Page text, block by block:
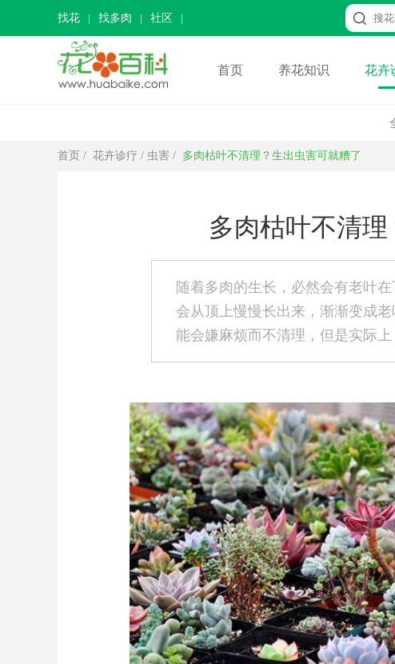
找花 找多肉 社区
首页 养花知识 花卉
首页 / 花卉诊疗 / 虫害 / 多肉枯叶不清理？生出虫害可就糟了
多肉枯叶不清
随着多肉的生长，必然会有老叶
会从顶上慢慢长出来，渐渐变成
能会嫌麻烦而不清理，但是实际